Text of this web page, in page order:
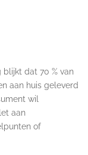
dat 70 % van
aan huis geleverd
wil
aan
of